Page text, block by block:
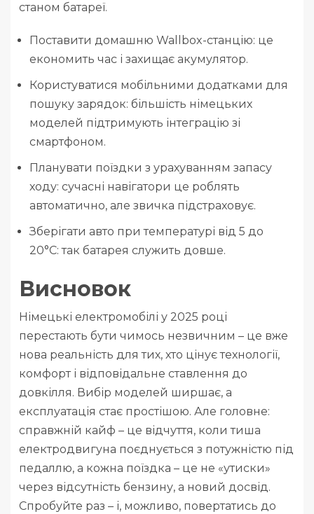
станом батареї.
Поставити домашню Wallbox-станцію: це
економить час і захищає акумулятор.
Користуватися мобільними додатками для
пошуку зарядок: більшість німецьких
моделей підтримують інтеграцію зі
смартфоном.
Планувати поїздки з урахуванням запасу
ходу: сучасні навігатори це роблять
автоматично, але звичка підстраховує.
Зберігати авто при температурі від 5 до
20°C: так батарея служить довше.
Висновок
Німецькі електромобілі у 2025 році
перестають бути чимось незвичним – це вже
нова реальність для тих, хто цінує технології,
комфорт і відповідальне ставлення до
довкілля. Вибір моделей ширшає, а
експлуатація стає простішою. Але головне:
справжній кайф – це відчуття, коли тиша
електродвигуна поєднується з потужністю під
педаллю, а кожна поїздка – це не «утиски»
через відсутність бензину, а новий досвід.
Спробуйте раз – і, можливо, повертатись до